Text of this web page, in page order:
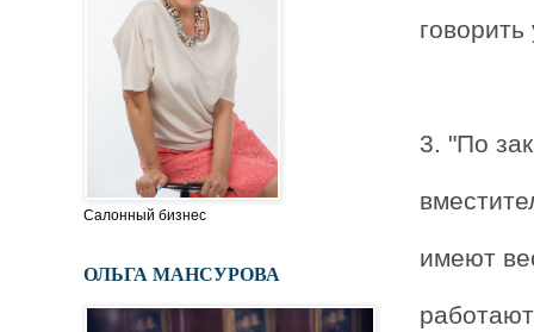
3. "По
имеют
Салонный бизнес
ОЛЬГА МАНСУРОВА